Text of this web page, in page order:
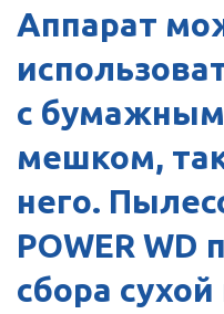
Аппарат
с
мешком,
него.
POWER
сбора